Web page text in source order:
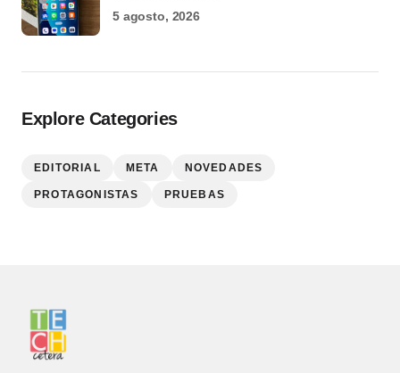
5 agosto, 2026
Explore Categories
EDITORIAL META NOVEDADES
PROTAGONISTAS PRUEBAS